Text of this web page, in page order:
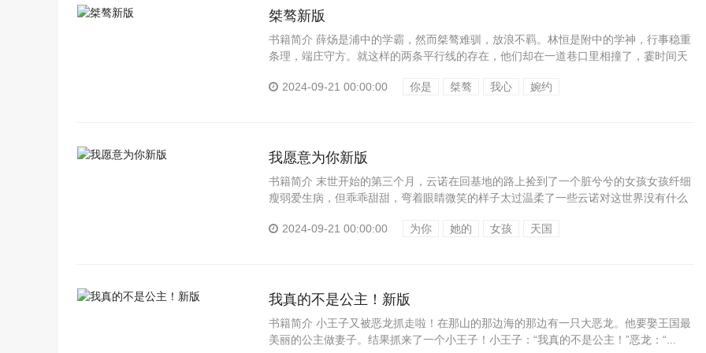
桀骜新版
书籍简介 薛炀是浦中的学霸，然而桀骜难驯，放浪不羁。林恒是附中的学神，行事稳重
条理，端庄守方。就这样的两条平行线的存在，他们却在一道巷口里相撞了，霎时间天
2024-09-21 00:00:00
你是 桀骜 我心 婉约
我愿意为你新版
书籍简介 末世开始的第三个月，云诺在回基地的路上捡到了一个脏兮兮的女孩女孩纤细
瘦弱爱生病，但乖乖甜甜，弯着眼睛微笑的样子太过温柔了一些云诺对这世界没有什么
2024-09-21 00:00:00
为你 她的 女孩 天国
我真的不是公主！新版
书籍简介 小王子又被恶龙抓走啦！在那山的那边海的那边有一只大恶龙。他要娶王国最
美丽的公主做妻子。结果抓来了一个小王子！小王子：“我真的不是公主！”恶龙：“...